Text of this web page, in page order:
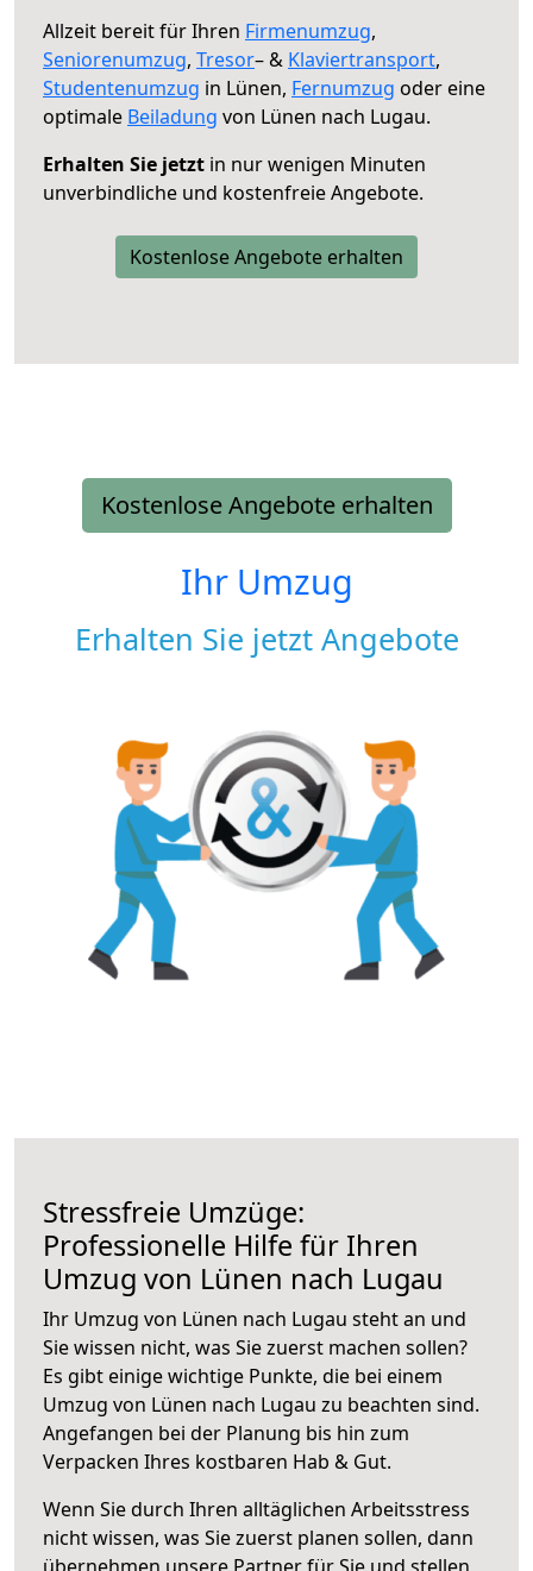
Allzeit bereit für Ihren Firmenumzug,
Seniorenumzug, Tresor– & Klaviertransport,
Studentenumzug in Lünen, Fernumzug oder eine
optimale Beiladung von Lünen nach Lugau.
Erhalten Sie jetzt in nur wenigen Minuten
unverbindliche und kostenfreie Angebote.
Kostenlose Angebote erhalten
Kostenlose Angebote erhalten
Ihr Umzug
Erhalten Sie jetzt Angebote
Stressfreie Umzüge:
Professionelle Hilfe für Ihren
Umzug von Lünen nach Lugau
Ihr Umzug von Lünen nach Lugau steht an und
Sie wissen nicht, was Sie zuerst machen sollen?
Es gibt einige wichtige Punkte, die bei einem
Umzug von Lünen nach Lugau zu beachten sind.
Angefangen bei der Planung bis hin zum
Verpacken Ihres kostbaren Hab & Gut.
Wenn Sie durch Ihren alltäglichen Arbeitsstress
nicht wissen, was Sie zuerst planen sollen, dann